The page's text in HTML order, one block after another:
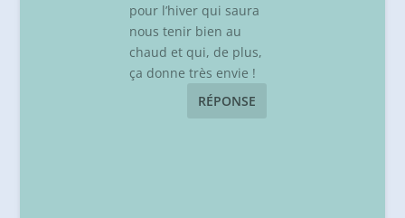
pour l’hiver qui saura
nous tenir bien au
chaud et qui, de plus,
ça donne très envie !
RÉPONSE